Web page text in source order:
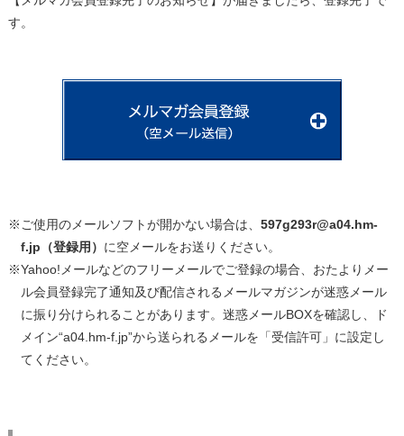
す。
※ご使用のメールソフトが開かない場合は、 597g293r@a04.hm-
f.jp（登録用） に空メールをお送りください。
※Yahoo!メールなどのフリーメールでご登録の場合、おたよりメー
ル会員登録完了通知及び配信されるメールマガジンが迷惑メール
に振り分けられることがあります。迷惑メールBOXを確認し、ド
メイン“a04.hm-f.jp”から送られるメールを「受信許可」に設定し
てください。